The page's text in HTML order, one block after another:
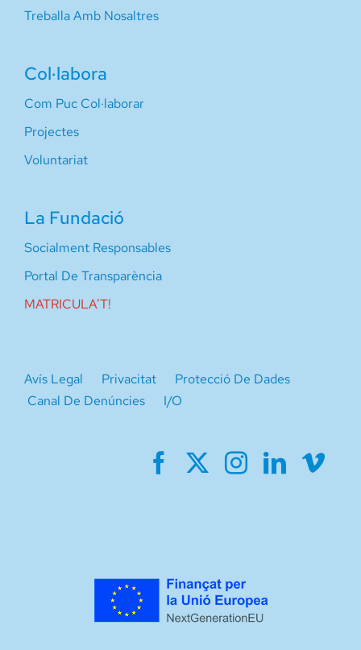
Treballa Amb Nosaltres
Col·labora
Com Puc Col·laborar
Projectes
Voluntariat
La Fundació
Socialment Responsables
Portal De Transparència
MATRICULA’T!
Avís Legal Privacitat
Protecció De Dades
Canal De Denúncies
I/O